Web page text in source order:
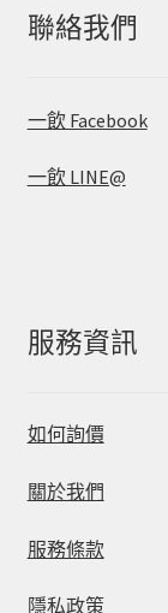
聯絡我們
一飲 Facebook
一飲 LINE@
服務資訊
如何詢價
關於我們
服務條款
隱私政策